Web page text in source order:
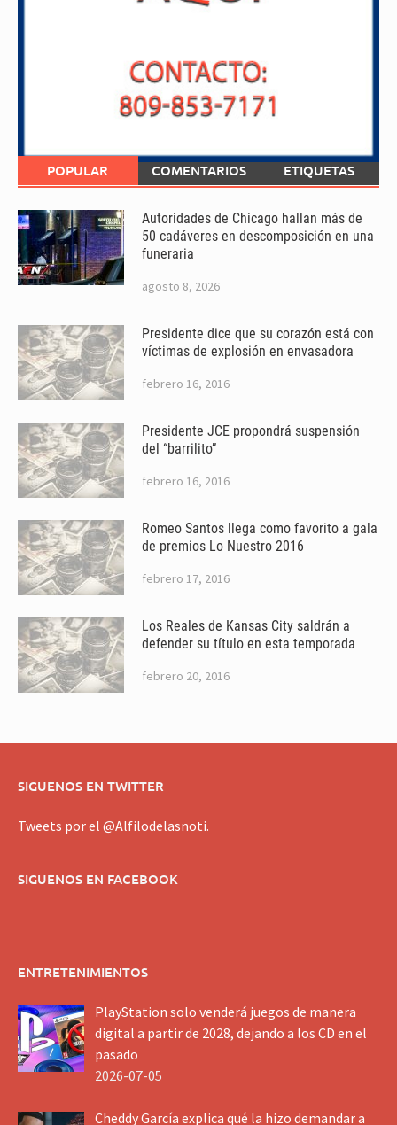
POPULAR COMENTARIOS ETIQUETAS
Autoridades de Chicago hallan más de
50 cadáveres en descomposición en una
funeraria
agosto 8, 2026
Presidente dice que su corazón está con
víctimas de explosión en envasadora
febrero 16, 2016
Presidente JCE propondrá suspensión
del “barrilito”
febrero 16, 2016
Romeo Santos llega como favorito a gala
de premios Lo Nuestro 2016
febrero 17, 2016
Los Reales de Kansas City saldrán a
defender su título en esta temporada
febrero 20, 2016
SIGUENOS EN TWITTER
Tweets por el @Alfilodelasnoti.
SIGUENOS EN FACEBOOK
ENTRETENIMIENTOS
PlayStation solo venderá juegos de manera
digital a partir de 2028, dejando a los CD en el
pasado
2026-07-05
Cheddy García explica qué la hizo demandar a